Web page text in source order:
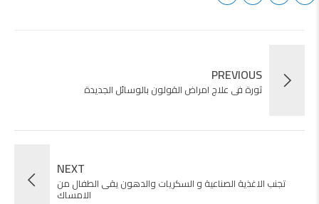
PREVIOUS
ثورة فى علاج امراض القولون بالوسائل الجديدة
NEXT
تجنب الاغذية الصناعية و السكريات والدهون يقى الطفال من
الامساك